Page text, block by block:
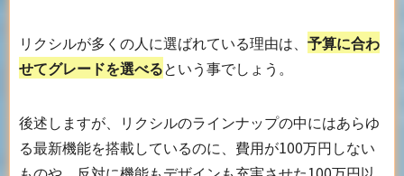
リクシルが多くの人に選ばれている理由は、 予算に合わ
せてグレードを選べるという事でしょう。
後述しますが、リクシルのラインナップの中にはあらゆ
る最新機能を搭載しているのに、費用が100万円しない